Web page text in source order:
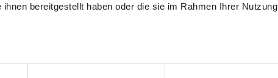
bereitgestellt haben oder die sie im Rahmen Ihrer Nutzung